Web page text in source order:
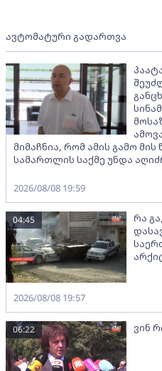
ავტომატური გადართვა
მიმაჩნია, რომ ამის გამო
სამართლის საქმე უნდა
2026/08/08 19:59
რა
04:45
2026/08/08 19:57
ვინ
06:22